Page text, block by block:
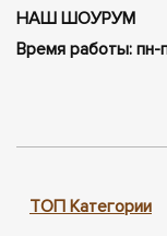
НАШ ШОУРУМ
Время работы: пн-
ТОП Категории